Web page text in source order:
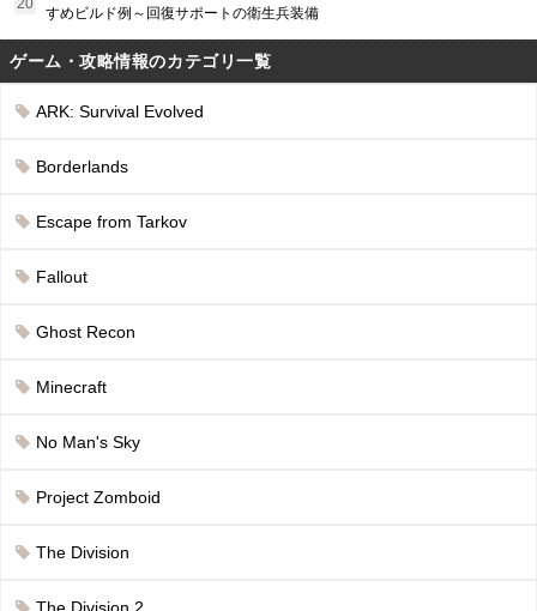
すめビルド例～回復サポートの衛生兵装備
ゲーム・攻略情報のカテゴリ一覧
ARK: Survival Evolved
Borderlands
Escape from Tarkov
Fallout
Ghost Recon
Minecraft
No Man's Sky
Project Zomboid
The Division